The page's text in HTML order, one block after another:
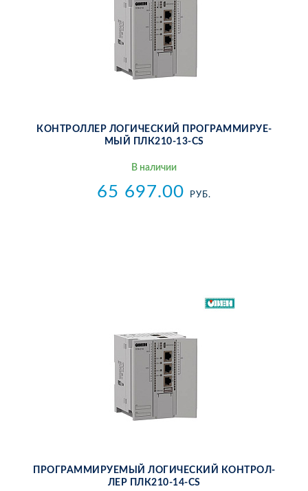
КОН­ТРОЛ­ЛЕР ЛО­ГИ­ЧЕ­СКИЙ ПРО­ГРАМ­МИ­РУ­Е­
МЫЙ ПЛ­К210-13-CS
В на­ли­чии
65 697.00 РУБ.
ПРО­ГРАМ­МИ­РУ­Е­МЫЙ ЛО­ГИ­ЧЕ­СКИЙ КОН­ТРОЛ­
ЛЕР ПЛ­К210-14-CS